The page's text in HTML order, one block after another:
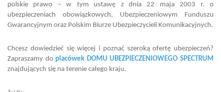
polskie prawo – w tym ustawę z dnia 22 maja 2003 r. o
ubezpieczeniach obowiązkowych, Ubezpieczeniowym Funduszu
Gwarancyjnym oraz Polskim Biurze Ubezpieczycieli Komunikacyjnych.
Chcesz dowiedzieć się więcej i poznać szeroką ofertę ubezpieczeń?
Zapraszamy do placówek DOMU UBEZPIECZENIOWEGO SPECTRUM
znajdujących się na terenie całego kraju.